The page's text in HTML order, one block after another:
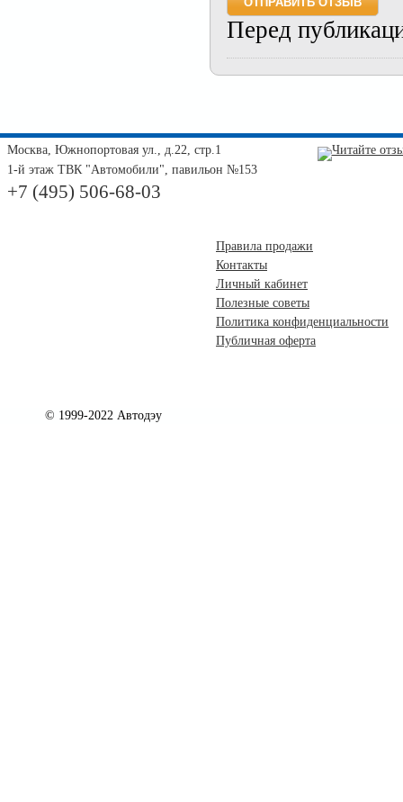
Перед
Москва, Южнопортовая ул., д.22, стр.1
1-й этаж ТВК "Автомобили", павильон №153
+7 (495) 506-68-03
Правила продажи
Контакты
Личный кабинет
Полезные советы
Политика конфиденциальности
Публичная оферта
© 1999-2022 Автодэу